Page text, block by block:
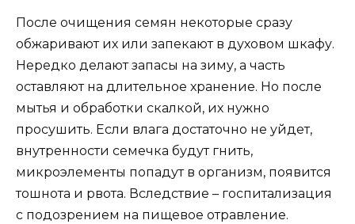
После очищения семян некоторые сразу
обжаривают их или запекают в духовом шкафу.
Нередко делают запасы на зиму, а часть
оставляют на длительное хранение. Но после
мытья и обработки скалкой, их нужно
просушить. Если влага достаточно не уйдет,
внутренности семечка будут гнить,
микроэлементы попадут в организм, появится
тошнота и рвота. Вследствие – госпитализация
с подозрением на пищевое отравление.